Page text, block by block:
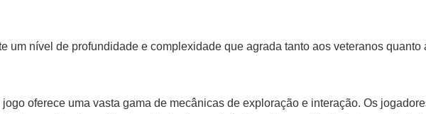
um nível de profundidade e complexidade que agrada tanto aos veteranos quanto
oferece uma vasta gama de mecânicas de exploração e interação. Os